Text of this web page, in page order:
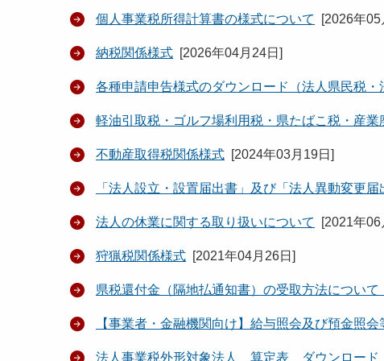
個人事業税所得計算書の様式について [2026年05
納税関係様式 [2026年04月24日 ]
各種申請申告様式のダウンロード（法人県民税
軽油引取税・ゴルフ場利用税・県たばこ税・産業
不動産取得税関係様式 [2024年03月19日 ]
「法人設立・設置届出書」及び「法人異動変更届
法人の休業に関する取り扱いについて [2021年06
狩猟税関係様式 [2021年04月26日 ]
県税還付金（隔地払通知書）の受取方法について
【事業者・金融機関向け】給与照会及び預金照
法人事業税外形対象法人 算定表 ダウンロード